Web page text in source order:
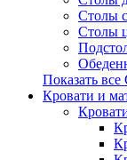
Столы
Столы
Показать
Кровати и